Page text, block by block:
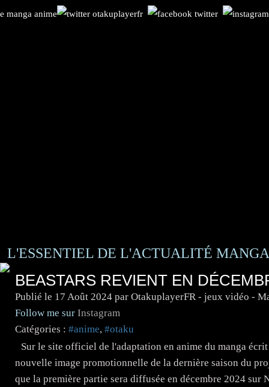
L'ESSENTIEL DE L'ACTUALITÉ
BEASTARS REVIENT EN
Publié le 17 Août 2024 par OtakuplayerFR - jeux vidéo -
Follow me sur Instagram
Catégories : #anime, #otaku
Sur le site officiel de l'adaptation en anime du manga
nouvelle image promotionnelle de la dernière saison du
que la première partie sera diffusée en décembre 2024